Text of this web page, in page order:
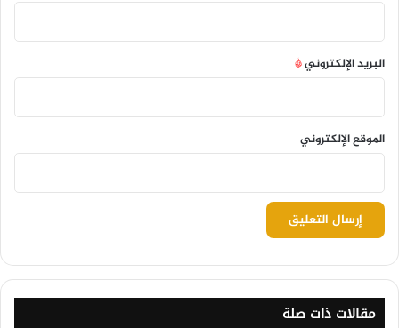
البريد الإلكتروني*
الموقع الإلكتروني
مقالات ذات صلة